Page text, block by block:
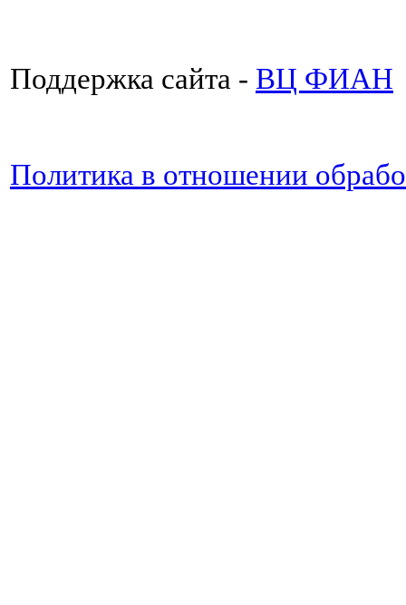
Поддержка сайта - ВЦ ФИАН
Политика в отношении